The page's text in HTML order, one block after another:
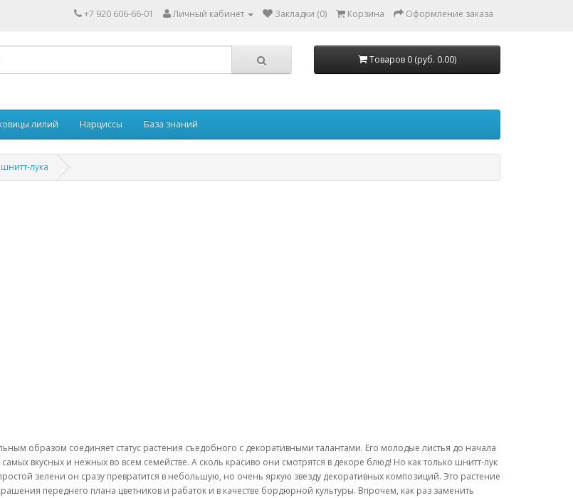
+7 920 606-66-01 Личный кабинет Закладки (0) Корзина Оформление заказа
Товаров 0 (руб. 0.00)
лилий Нарциссы База знаний
лука
образом соединяет статус растения съедобного с декоративными талантами. Его молодые листья до начала
вкусных и нежных во всем семействе. А сколь красиво они смотрятся в декоре блюд! Но как только шнитт-лук
зелени он сразу превратится в небольшую, но очень яркую звезду декоративных композиций. Это растение
переднего плана цветников и рабаток и в качестве бордюрной культуры. Впрочем, как раз заменить